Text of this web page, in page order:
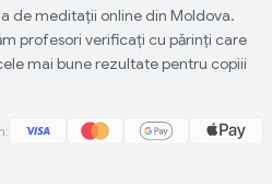
de meditații online din Moldova.
profesori verificați cu părinți care
mai bune rezultate pentru copiii